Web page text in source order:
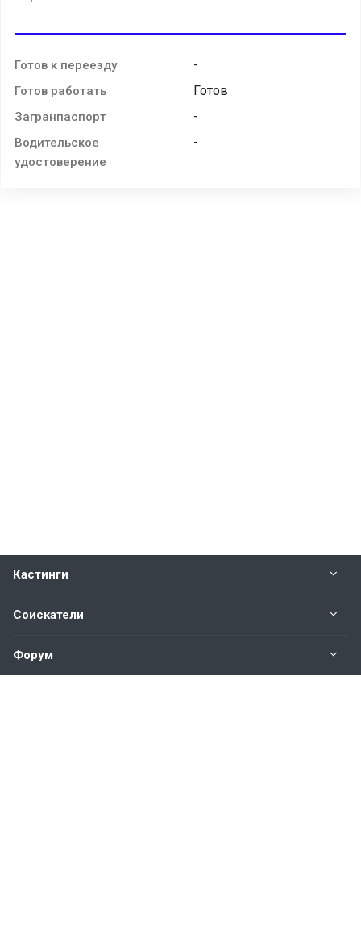
Готов к переезду -
Готов работать Готов
Загранпаспорт -
Водительское
удостоверение
-
Кастинги
Соискатели
Форум